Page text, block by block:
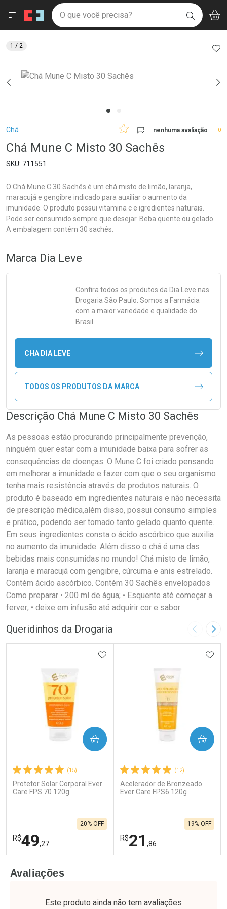
Drogaria São Paulo
Ir direto para a home
pela página
Ir direto para o conteúdo
Ir direto para a busca
Ir direto para a conta
Ir direto para a notificações
Ir direto para o carrinho
Faça a sua busca
O que você precisa? BUSCAR
Menu
Breadcrumb
Chá nenhuma avaliação 0
Chá Mune C Misto 30 Sachês
711551
O Chá Mune C 30 Sachês é um chá misto de limão, laranja,
maracujá e gengibre indicado para auxiliar o aumento da
imunidade. O produto possui vitamina c e igredientes naturais.
Pode ser consumido sempre que desejar. Beba quente ou gelado.
A embalagem contém 30 sachês.
1 / 2
Marca Dia Leve
Confira todos os produtos da Dia Leve nas
Drogaria São Paulo. Somos a Farmácia
com a maior variedade e qualidade do
Brasil.
CHA DIA LEVE
TODOS OS PRODUTOS DA MARCA
Descrição Chá Mune C Misto 30 Sachês
As pessoas estão procurando principalmente prevenção,
ninguém quer estar com a imunidade baixa para sofrer as
consequências de doenças. O Mune C foi criado pensando
em melhorar a imunidade e fazer com que o seu organismo
tenha mais resistência através de produtos naturais. O
produto é baseado em ingredientes naturais e não necessita
de prescrição médica,além disso, possui consumo simples
e prático, podendo ser tomado tanto gelado quanto quente.
Em seus ingredientes consta o ácido ascórbico que auxilia
no aumento da imunidade. Além disso o chá é uma das
bebidas mais consumidas no mundo! Chá misto de limão,
laranja e maracujá com gengibre, cúrcuma e anis estrelado.
Contém ácido ascórbico. Contém 30 Sachês envelopados
Como preparar • 200 ml de água; • Esquente até começar a
ferver; • deixe em infusão até adquirir cor e sabor
Queridinhos da Drogaria Imagem
(15)
Protetor Solar Corporal Ever
Care FPS 70 120g
R$49,27
20% OFF
ADICIONAR AOS FAVORITOS
COMPRAR
Laboratório
Por Menos
(12)
Acelerador de Bronzeado
Ever Care FPS6 120g
R$21 ,86
19% OFF
COMPRAR
Laboratório
Por Menos
Avaliações
Este produto ainda não tem avaliações